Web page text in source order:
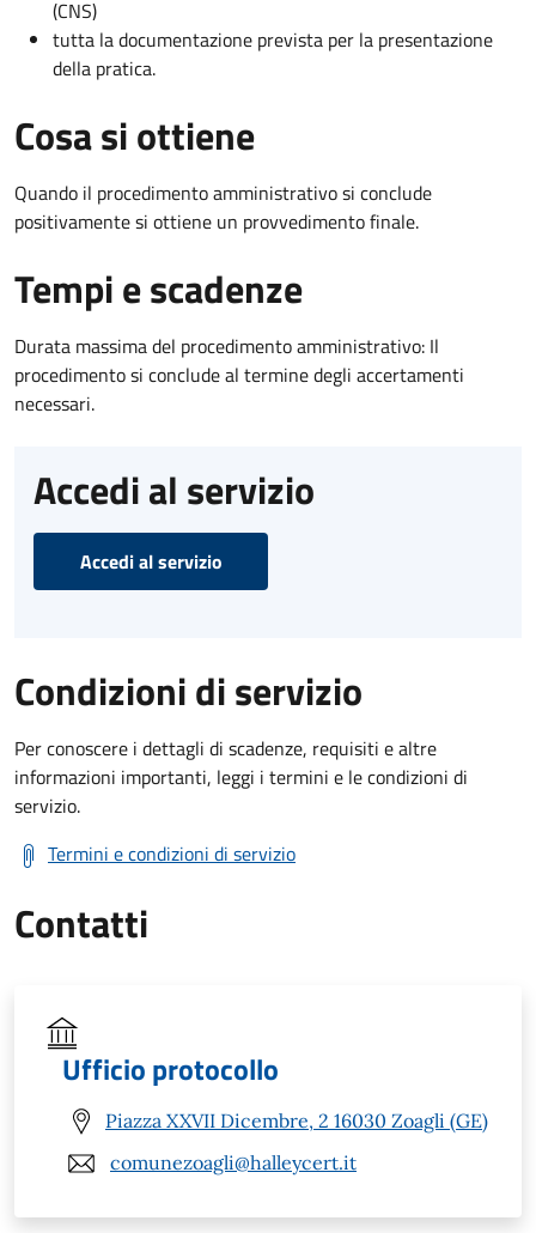
(CNS)
tutta la documentazione prevista per la presentazione
della pratica.
Cosa si ottiene
Quando il procedimento amministrativo si conclude
positivamente si ottiene un provvedimento finale.
Tempi e scadenze
Durata massima del procedimento amministrativo: Il
procedimento si conclude al termine degli accertamenti
necessari.
Accedi al servizio
Accedi al servizio
Condizioni di servizio
Per conoscere i dettagli di scadenze, requisiti e altre
informazioni importanti, leggi i termini e le condizioni di
servizio.
Termini e condizioni di servizio
Contatti
Ufficio protocollo
Piazza XXVII Dicembre, 2 16030 Zoagli (GE)
comunezoagli@halleycert.it